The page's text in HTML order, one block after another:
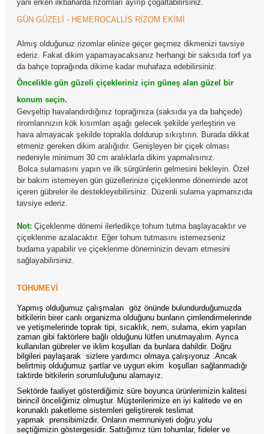
yani erken ilkbaharda rizomları ayırıp çoğaltabilirsiniz.
GÜN GÜZELİ - HEMEROCALLİS RİZOM EKİMİ
Almış olduğunuz rizomlar elinize geçer geçmez dikmenizi tavsiye
ederiz. Fakat dikim yapamayacaksanız herhangi bir saksıda torf ya
da bahçe toprağında dikime kadar muhafaza edebilirsiniz.
Öncelikle gün güzeli çiçekleriniz için güneş alan güzel bir
konum seçin.
Gevşeltip havalandırdığınız toprağınıza (saksıda ya da bahçede)
riromlarınızın kök kısımları aşağı gelecek şekilde yerleştirin ve
hava almayacak şekilde toprakla doldurup sıkıştırın. Burada dikkat
etmeniz gereken dikim aralığıdır. Genişleyen bir çiçek olması
nedeniyle minimum 30 cm aralıklarla dikim yapmalısınız.
Bolca sulamasını yapın ve ilk sürgünlerin gelmesini bekleyin. Özel
bir bakım istemeyen gün güzellerinize çiçeklenme döneminde azot
içeren gübreler ile destekleyebilirsiniz. Düzenli sulama yapmanızıda
tavsiye ederiz.
Not: Çiçeklenme dönemi ilerledikçe tohum tutma başlayacaktır ve
çiçeklenme azalacaktır. Eğer tohum tutmasını istemezseniz
budama yapabilir ve çiçeklenme döneminizin devam etmesini
sağlayabilirsiniz.
TOHUMEVİ
Yapmış olduğumuz çalışmaları göz önünde bulundurduğumuzda
bitkilerin birer canlı organizma olduğunu bunların çimlendirmelerinde
ve yetişmelerinde toprak tipi, sıcaklık, nem, sulama, ekim yapılan
zaman gibi faktörlere bağlı olduğunu lütfen unutmayalım. Ayrıca
kullanılan gübreler ve iklim koşulları da bunlara dahildir. Doğru
bilgileri paylaşarak sizlere yardımcı olmaya çalışıyoruz .Ancak
belirtmiş olduğumuz şartlar ve uygun ekim koşulları sağlanmadığı
taktirde bitkilerin sorumluluğunu alamayız.
Sektörde faaliyet gösterdiğimiz süre boyunca ürünlerimizin kalitesi
birincil önceliğimiz olmuştur. Müşterilerimize en iyi kalitede ve en
korunaklı paketleme sistemleri geliştirerek teslimat
yapmak prensibimizdir. Onların memnuniyeti doğru yolu
seçtiğimizin göstergesidir. Sattığımız tüm tohumlar, fideler ve